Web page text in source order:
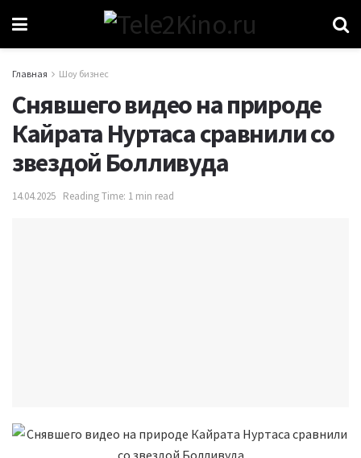
Главная Шоу бизнес
Снявшего видео на природе
Кайрата Нуртаса сравнили со
звездой Болливуда
14.04.2025 Reading Time: 1 min read